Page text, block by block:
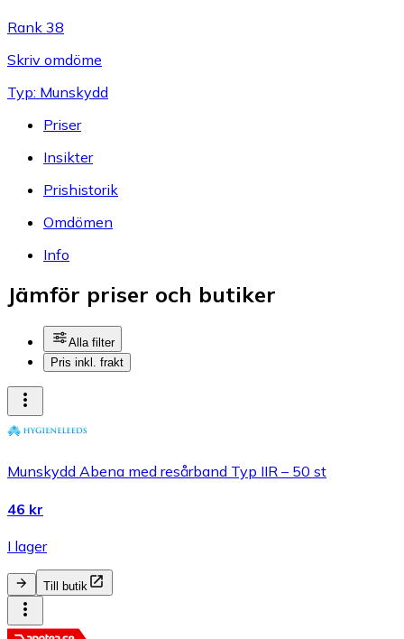
Rank 38
Skriv omdöme
Typ: Munskydd
Priser
Insikter
Prishistorik
Omdömen
Info
Jämför priser och butiker
Alla filter
Pris inkl. frakt
Munskydd Abena med resårband Typ IIR – 50 st
46 kr
I lager
Till butik